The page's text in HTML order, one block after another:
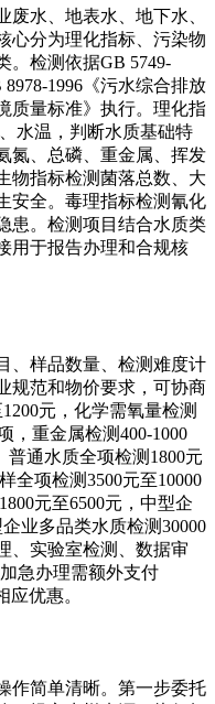
水、地表水、地下水、
心分为理化指标、污染物
。检测依据GB 5749-
1996《污水综合排放
质量标准》执行。理化指
水温，判断水质基础特
氮、总磷、重金属、挥发
物指标检测菌落总数、大
安全。毒理指标检测氰化
患。检测项目结合水质类
用于报告办理和合规核
、样品数量、检测难度计
规范和物价要求，可协商
元，化学需氧量检测
，重金属检测400-1000
普通水质全项检测1800元
全项检测3500元至10000
元至6500元，中型企
业多品类水质检测30000
、实验室检测、数据审
急办理需额外支付
应优惠。
作简单清晰。第一步委托